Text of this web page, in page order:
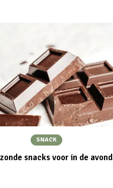
SNACK
snacks voor in de avond